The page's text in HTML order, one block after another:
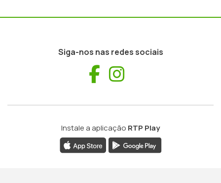
Siga-nos nas redes sociais
Facebook
Instale a aplicação RTP Play